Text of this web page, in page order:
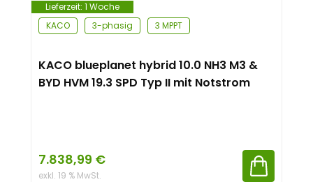
Lieferzeit: 1 Woche
KACO 3-phasig 3 MPPT
KACO blueplanet hybrid 10.0 NH3 M3 &
BYD HVM 19.3 SPD Typ II mit Notstrom
7.838,99 €
exkl. 19 % MwSt.